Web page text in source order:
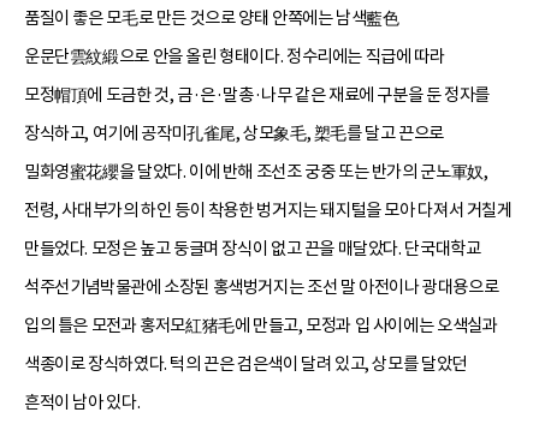
품질이 좋은 모毛로 만든 것으로 양태 안쪽에는 남색藍色
운문단雲紋緞으로 안을 올린 형태이다. 정수리에는 직급에 따라
모정帽頂에 도금한 것, 금·은·말총·나무 같은 재료에 구분을 둔 정자를
장식하고, 여기에 공작미孔雀尾, 상모象毛, 槊毛를 달고 끈으로
밀화영蜜花纓을 달았다. 이에 반해 조선조 궁중 또는 반가의 군노軍奴,
전령, 사대부가의 하인 등이 착용한 벙거지는 돼지털을 모아 다져서 거칠게
만들었다. 모정은 높고 둥글며 장식이 없고 끈을 매달았다. 단국대학교
석주선기념박물관에 소장된 홍색벙거지는 조선 말 아전이나 광대용으로
입의 틀은 모전과 홍저모紅猪毛에 만들고, 모정과 입 사이에는 오색실과
색종이로 장식하였다. 턱의 끈은 검은색이 달려 있고, 상모를 달았던
흔적이 남아 있다.